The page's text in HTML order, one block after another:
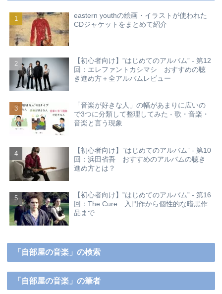
eastern youthの絵画・イラストが使われた
CDジャケットをまとめて紹介
【初心者向け】”はじめてのアルバム” - 第12
回：エレファントカシマシ おすすめの聴
き進め方＋全アルバムレビュー
「音楽が好きな人」の幅があまりに広いの
で3つに分類して整理してみた - 歌・音楽・
音楽と言う現象
【初心者向け】”はじめてのアルバム” - 第10
回：浜田省吾 おすすめのアルバムの聴き
進め方とは？
【初心者向け】”はじめてのアルバム” - 第16
回：The Cure 入門作から個性的な暗黒作
品まで
「自部屋の音楽」の検索
「自部屋の音楽」の筆者